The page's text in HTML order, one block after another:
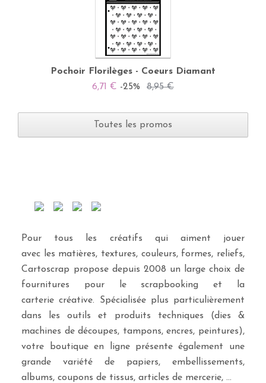
Pochoir Florilèges - Coeurs Diamant
6,71 € -25% 8,95 €
Toutes les promos
Pour tous les créatifs qui aiment jouer
avec les matières, textures, couleurs, formes, reliefs,
Cartoscrap propose depuis 2008 un large choix de
fournitures pour le scrapbooking et la
carterie créative. Spécialisée plus particulièrement
dans les outils et produits techniques (dies &
machines de découpes, tampons, encres, peintures),
votre boutique en ligne présente également une
grande variété de papiers, embellissements,
albums, coupons de tissus, articles de mercerie, …